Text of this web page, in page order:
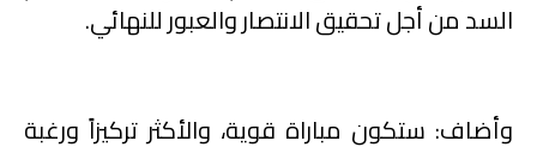
السد من أجل تحقيق الانتصار والعبور للنهائي.
وأضاف: ستكون مباراة قوية، والأكثر تركيزاً ورغبة